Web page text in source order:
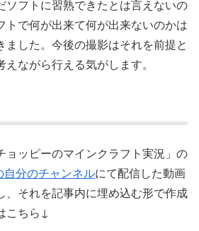
ソフトに習熟できたとは言えないの
トで何が出来て何が出来ないのかは
ました。今後の撮影はそれを前提と
ながら行える気がします。
ョッピーのマインクラフト実況」の
自分のチャンネルにて配信した動画
、それを記事内に埋め込む形で作成
こちら↓